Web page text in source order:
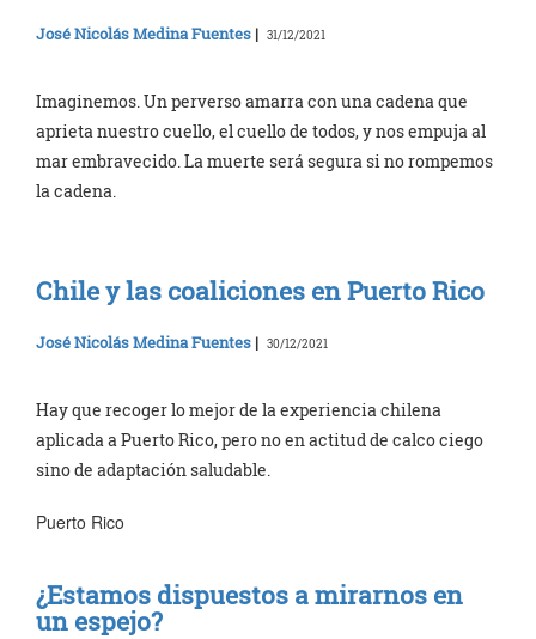
José Nicolás Medina Fuentes | 31/12/2021
Imaginemos. Un perverso amarra con una cadena que
aprieta nuestro cuello, el cuello de todos, y nos empuja al
mar embravecido. La muerte será segura si no rompemos
la cadena.
Chile y las coaliciones en Puerto Rico
José Nicolás Medina Fuentes | 30/12/2021
Hay que recoger lo mejor de la experiencia chilena
aplicada a Puerto Rico, pero no en actitud de calco ciego
sino de adaptación saludable.
Puerto Rico
¿Estamos dispuestos a mirarnos en
un espejo?